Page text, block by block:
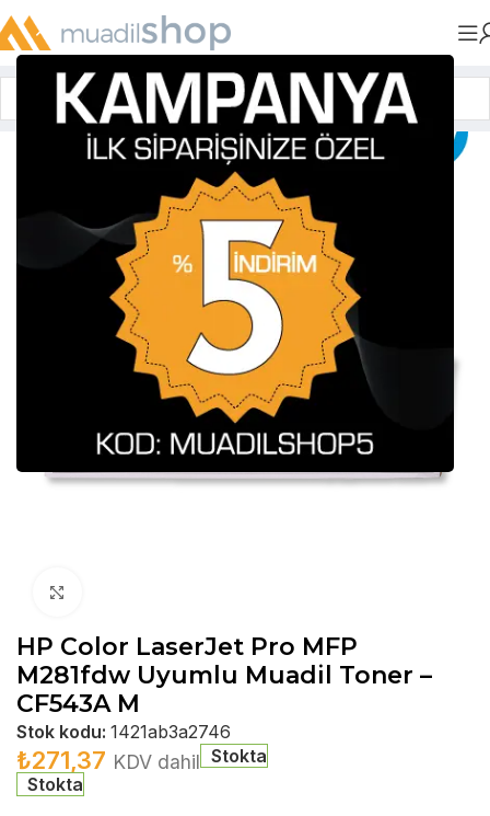
Anasayfa»Muadil Tonerler
HP Color LaserJet Pro MFP
M281fdw Uyumlu Muadil Toner –
CF543A M
Stok kodu: 1421ab3a2746
₺271,37 KDV dahil Stokta
Stokta